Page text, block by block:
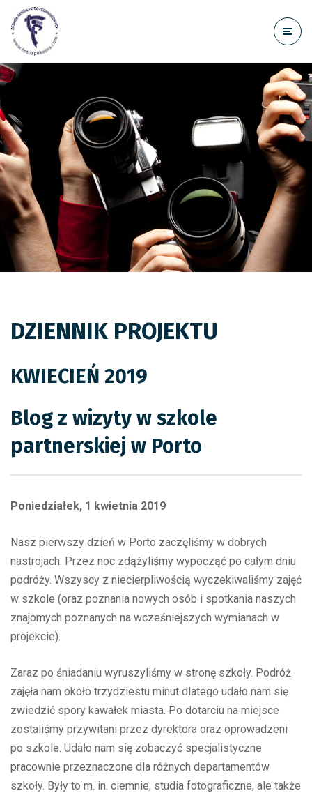
treści
DZIENNIK PROJEKTU
KWIECIEŃ 2019
Blog z wizyty w szkole
partnerskiej w Porto
Poniedziałek, 1 kwietnia 2019
Nasz pierwszy dzień w Porto zaczęliśmy w dobrych
nastrojach. Przez noc zdążyliśmy wypocząć po całym dniu
podróży. Wszyscy z niecierpliwością wyczekiwaliśmy zajęć
w szkole (oraz poznania nowych osób i spotkania naszych
znajomych poznanych na wcześniejszych wymianach w
projekcie).
Zaraz po śniadaniu wyruszyliśmy w stronę szkoły. Podróż
zajęła nam około trzydziestu minut dlatego udało nam się
zwiedzić spory kawałek miasta. Po dotarciu na miejsce
zostaliśmy przywitani przez dyrektora oraz oprowadzeni
po szkole. Udało nam się zobaczyć specjalistyczne
pracownie przeznaczone dla różnych departamentów
szkoły. Były to m. in. ciemnie, studia fotograficzne, ale także